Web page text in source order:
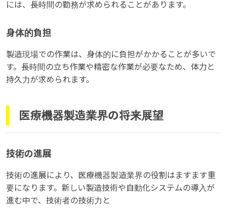
には、長時間の勤務が求められることがあります。
身体的負担
製造現場での作業は、身体的に負担がかかることが多いで
す。長時間の立ち作業や精密な作業が必要なため、体力と
持久力が求められます。
医療機器製造業界の将来展望
技術の進展
技術の進展により、医療機器製造業界の役割はますます重
要になります。新しい製造技術や自動化システムの導入が
進む中で、技術者の技術力と